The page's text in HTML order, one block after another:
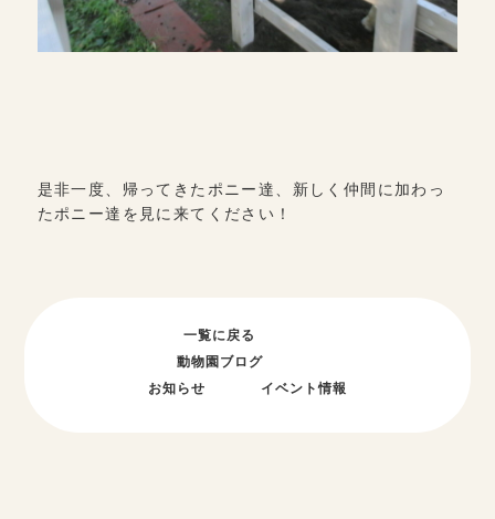
是非一度、帰ってきたポニー達、新しく仲間に加わっ
たポニー達を見に来てください！
一覧に戻る
動物園ブログ
お知らせ
イベント情報